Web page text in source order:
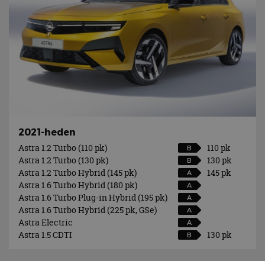
2021-heden
Astra 1.2 Turbo (110 pk)
B
110 pk
Astra 1.2 Turbo (130 pk)
B
130 pk
Astra 1.2 Turbo Hybrid (145 pk)
A
145 pk
Astra 1.6 Turbo Hybrid (180 pk)
A
Astra 1.6 Turbo Plug-in Hybrid (195 pk) A
Astra 1.6 Turbo Hybrid (225 pk, GSe) A
Astra Electric A
Astra 1.5 CDTI B 130 pk